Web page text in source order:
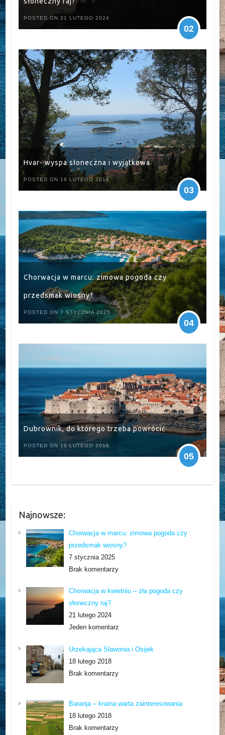
POSTED ON 21 LUTEGO 2024
02
Hvar- wyspa słoneczna i wyjątkowa
POSTED ON 16 LUTEGO 2018
03
Chorwacja w marcu: zimowa pogoda czy
przedsmak wiosny?
POSTED ON 7 STYCZNIA 2025
04
Dubrownik, do którego trzeba powrócić
POSTED ON 16 LUTEGO 2018
05
Najnowsze:
Chorwacja w marcu: zimowa pogoda czy
przedsmak wiosny?
7 stycznia 2025
Brak komentarzy
Chorwacja w kwietniu – zła pogoda czy
słoneczny raj?
21 lutego 2024
Jeden komentarz
Urzekająca Slawonia i Osijek
18 lutego 2018
Brak komentarzy
Baranja – kraina warta zainteresowania
18 lutego 2018
Brak komentarzy